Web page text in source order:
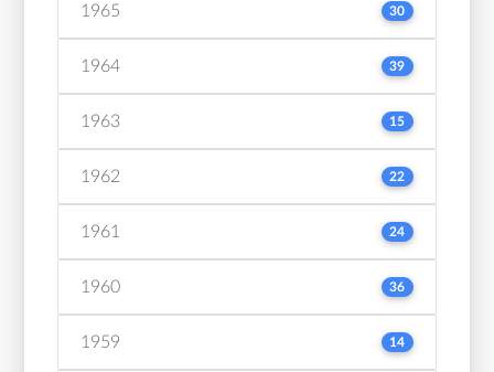
1965 30
1964 39
1963 15
1962 22
1961 24
1960 36
1959 14